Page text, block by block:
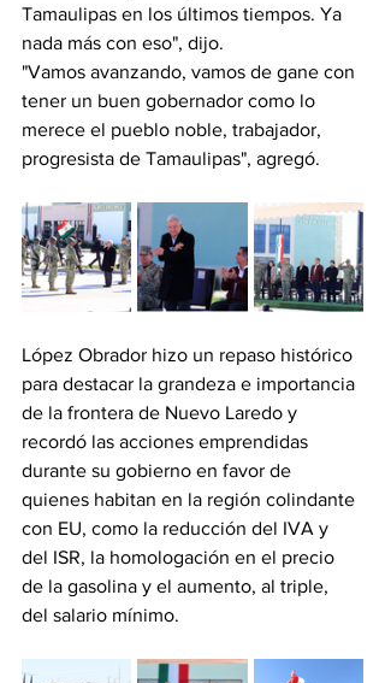
Tamaulipas en los últimos tiempos. Ya
nada más con eso", dijo.
"Vamos avanzando, vamos de gane con
tener un buen gobernador como lo
merece el pueblo noble, trabajador,
progresista de Tamaulipas", agregó.
López Obrador hizo un repaso histórico
para destacar la grandeza e importancia
de la frontera de Nuevo Laredo y
recordó las acciones emprendidas
durante su gobierno en favor de
quienes habitan en la región colindante
con EU, como la reducción del IVA y
del ISR, la homologación en el precio
de la gasolina y el aumento, al triple,
del salario mínimo.